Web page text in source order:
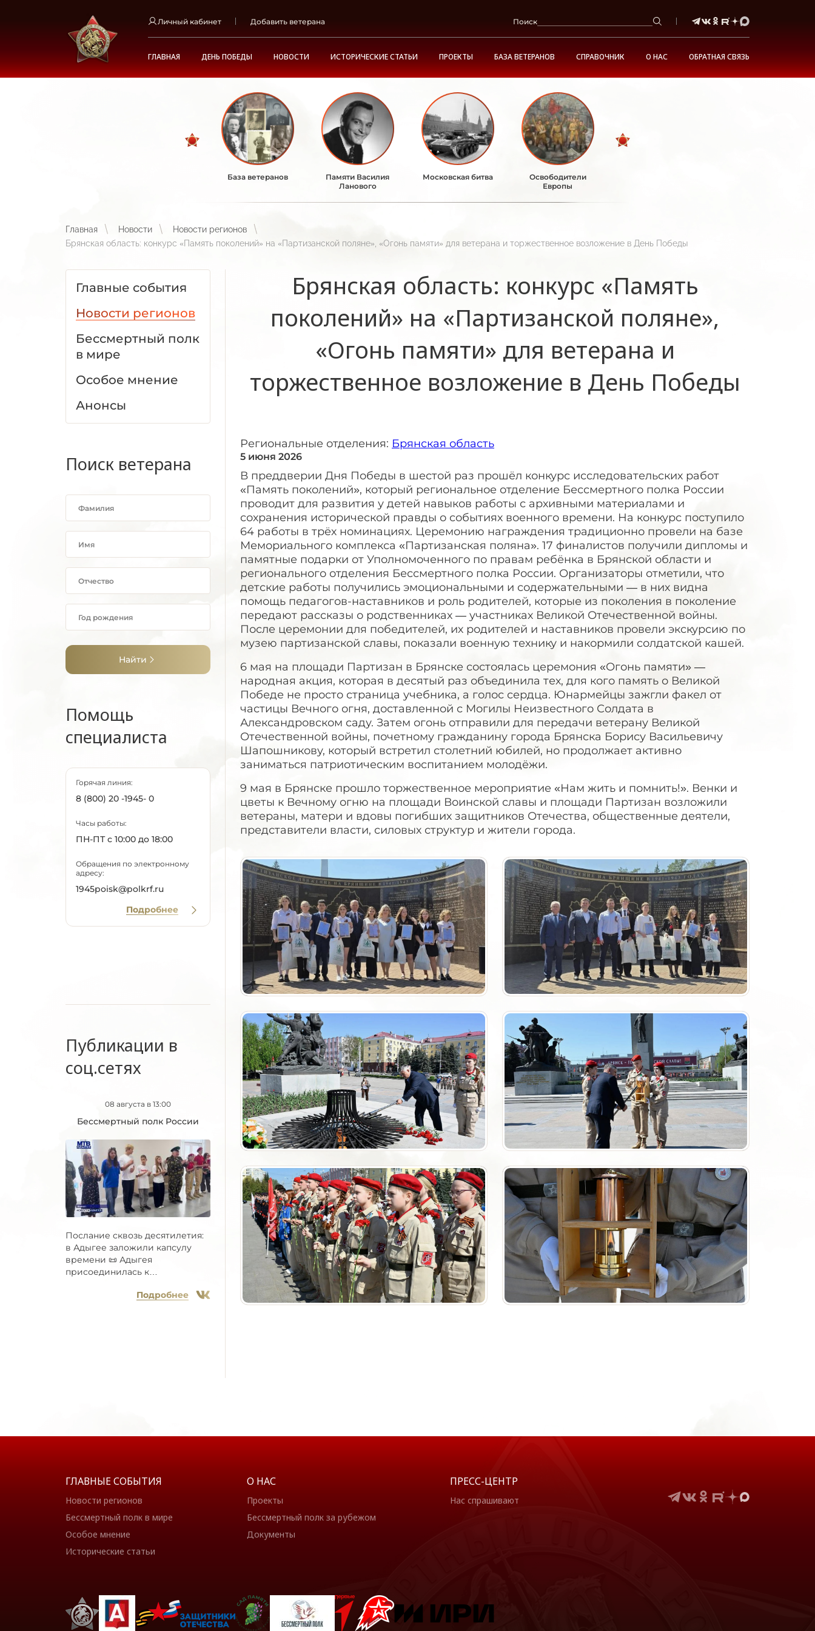
Личный кабинет Добавить ветерана Поиск
ГЛАВНАЯ ДЕНЬ ПОБЕДЫ НОВОСТИ ИСТОРИЧЕСКИЕ СТАТЬИ ПРОЕКТЫ БАЗА ВЕТЕРАНОВ СПРАВОЧНИК О НАС ОБРАТНАЯ СВЯЗЬ
База ветеранов
Памяти Василия
Ланового
Московская битва
Освободители
Европы
Главная Новости
Новости регионов
Брянская область: конкурс «Память поколений» на «Партизанской поляне», «Огонь памяти» для ветерана и торжественное возложение в День Победы
Главные события
Новости регионов
Бессмертный полк
в мире
Особое мнение
Анонсы
Поиск ветерана
Найти
Помощь
специалиста
Горячая линия:
8 (800) 20 -1945- 0
Часы работы:
ПН-ПТ с 10:00 до 18:00
Обращения по электронному
адресу:
1945poisk@polkrf.ru
Подробнее
Публикации в
соц.сетях
08 августа в 13:00
Бессмертный полк России
Послание сквозь десятилетия:
в Адыгее заложили капсулу
времени 📜 Адыгея
присоединилась к
Подробнее
Брянская область: конкурс «Память
поколений» на «Партизанской поляне»,
«Огонь памяти» для ветерана и
торжественное возложение в День Победы
Региональные отделения: Брянская область
5 июня 2026
В преддверии Дня Победы в шестой раз прошёл конкурс исследовательских работ
«Память поколений», который региональное отделение Бессмертного полка России
проводит для развития у детей навыков работы с архивными материалами и
сохранения исторической правды о событиях военного времени. На конкурс поступило
64 работы в трёх номинациях. Церемонию награждения традиционно провели на базе
Мемориального комплекса «Партизанская поляна». 17 финалистов получили дипломы и
памятные подарки от Уполномоченного по правам ребёнка в Брянской области и
регионального отделения Бессмертного полка России. Организаторы отметили, что
детские работы получились эмоциональными и содержательными — в них видна
помощь педагогов-наставников и роль родителей, которые из поколения в поколение
передают рассказы о родственниках — участниках Великой Отечественной войны.
После церемонии для победителей, их родителей и наставников провели экскурсию по
музею партизанской славы, показали военную технику и накормили солдатской кашей.
6 мая на площади Партизан в Брянске состоялась церемония «Огонь памяти» —
народная акция, которая в десятый раз объединила тех, для кого память о Великой
Победе не просто страница учебника, а голос сердца. Юнармейцы зажгли факел от
частицы Вечного огня, доставленной с Могилы Неизвестного Солдата в
Александровском саду. Затем огонь отправили для передачи ветерану Великой
Отечественной войны, почетному гражданину города Брянска Борису Васильевичу
Шапошникову, который встретил столетний юбилей, но продолжает активно
заниматься патриотическим воспитанием молодёжи.
9 мая в Брянске прошло торжественное мероприятие «Нам жить и помнить!». Венки и
цветы к Вечному огню на площади Воинской славы и площади Партизан возложили
ветераны, матери и вдовы погибших защитников Отечества, общественные деятели,
представители власти, силовых структур и жители города.
ГЛАВНЫЕ СОБЫТИЯ
Новости регионов
Бессмертный полк в мире
Особое мнение
Исторические статьи
О НАС
Проекты
Бессмертный полк за рубежом
Документы
ПРЕСС-ЦЕНТР
Нас спрашивают